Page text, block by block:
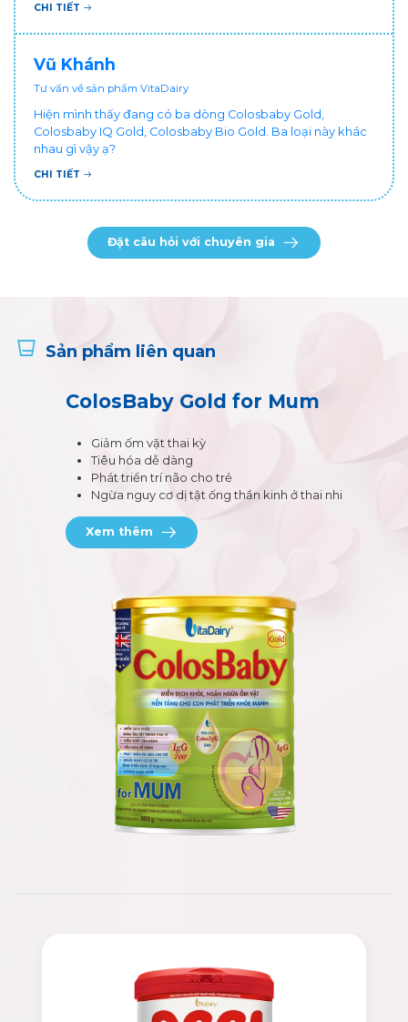
CHI TIẾT
Vũ Khánh
Tư vấn về sản phẩm VitaDairy
Hiện mình thấy đang có ba dòng Colosbaby Gold,
Colosbaby IQ Gold, Colosbaby Bio Gold. Ba loại này khác
nhau gì vậy ạ?
CHI TIẾT
Đặt câu hỏi với chuyên gia
Sản phẩm liên quan
ColosBaby Gold for Mum
Giảm ốm vặt thai kỳ
Tiêu hóa dễ dàng
Phát triển trí não cho trẻ
Ngừa nguy cơ dị tật ống thần kinh ở thai nhi
Xem thêm